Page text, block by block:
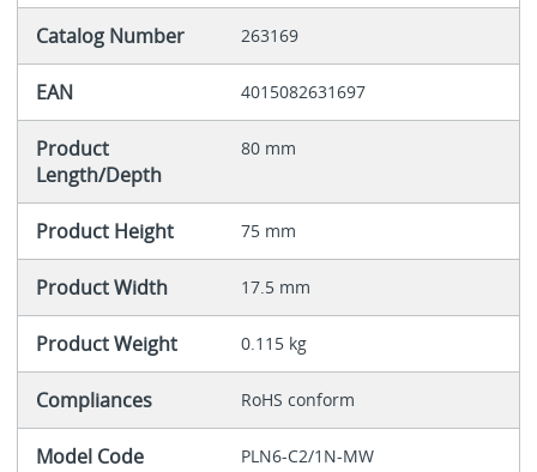
Catalog Number 263169
EAN 4015082631697
Product
Length/Depth
80 mm
Product Height 75 mm
Product Width 17.5 mm
Product Weight 0.115 kg
Compliances RoHS conform
Model Code PLN6-C2/1N-MW